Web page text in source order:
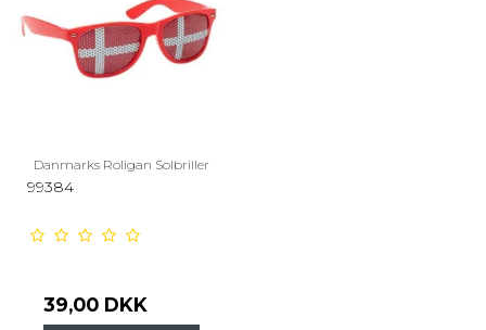
Danmarks Roligan Solbriller
99384
39,00 DKK